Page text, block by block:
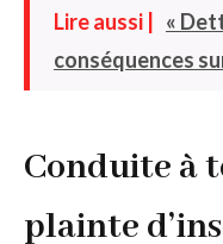
Lire aussi |
«
conséquences
Conduite à
plainte